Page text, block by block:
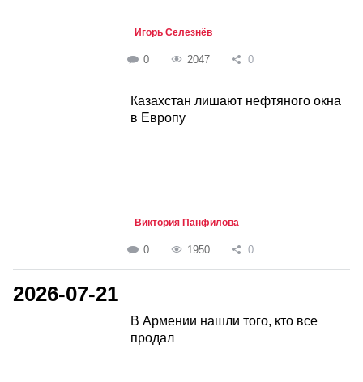
Игорь Селезнёв
0 2047 0
Казахстан лишают нефтяного окна
в Европу
Виктория Панфилова
0 1950 0
2026-07-21
В Армении нашли того, кто все
продал